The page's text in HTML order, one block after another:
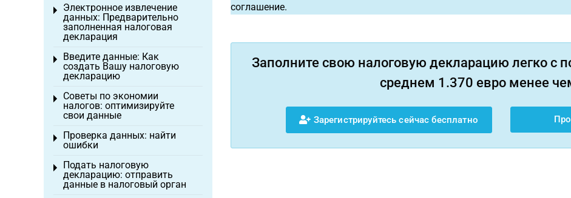
соглашение.
Заполните свою налоговую декларацию легко с
среднем 1.370 евро менее
Зарегистрируйтесь сейчас бесплатно
Электронное извлечение
данных: Предварительно
заполненная налоговая
декларация
Toggle menu
Введите данные: Как
создать Вашу налоговую
декларацию
Toggle menu
Советы по экономии
налогов: оптимизируйте
свои данные
Toggle menu
Проверка данных: найти
ошибки
Toggle menu
Подать налоговую
декларацию: отправить
данные в налоговый орган
Toggle menu